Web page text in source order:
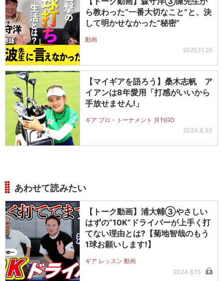
ら教わった“一番大切なこと”と、決
して明かせなかった“秘密”
動画
2025.11.20
【マイギアを語ろう】桑木志帆 ア
イアンは8年愛用「打感がいいから
手放せません!」
ギア プロ・トーナメント 月刊GD
2024.8.30
あわせて読みたい
【トーク動画】浦大輔③やさしい
はずの“10K”ドライバーが上手く打
てない理由とは?【菊地智哉のもう
1球お願いします!】
ギア レッスン 動画
2024.8.15